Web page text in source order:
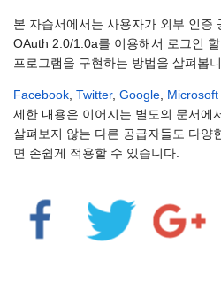
본 자습서에서는 사용자가 외부 인증
OAuth 2.0/1.0a를 이용해서 로그인
프로그램을 구현하는 방법을 살펴봅
Facebook Twitter, Google Microsoft
세한 내용은 이어지는 별도의 문서에
살펴보지 않는 다른 공급자들도 다양
면 손쉽게 적용할 수 있습니다.